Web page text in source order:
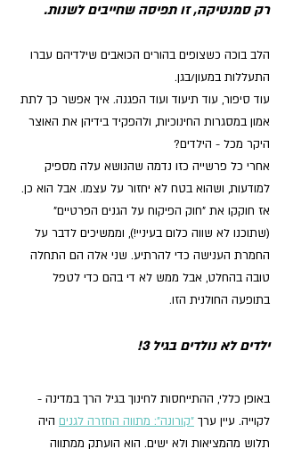
רק סמנטיקה, זו תפיסה שחייבים לשנות.
הלב בוכה כשצופים בהורים הכואבים שילדיהם עברו
התעללות במעון/בגן.
עוד סיפור, עוד תיעוד ועוד הפגנה. איך אפשר כך לתת
אמון במסגרות החינוכיות, ולהפקיד בידיהן את האוצר
היקר מכל - הילדים?
אחרי כל פרשייה כזו נדמה שהנושא עלה מספיק
למודעות, ושהוא בטח לא יחזור על עצמו. אבל הוא כן.
אז חוקקו את "חוק הפיקוח על הגנים הפרטיים"
(שתוכנו לא שווה כלום בעיניי!), וממשיכים לדבר על
החמרת הענישה כדי להרתיע. שני אלה הם התחלה
טובה בהחלט, אבל ממש לא די בהם כדי לטפל
בתופעה החולנית הזו.
ילדים לא נולדים בגיל 3!
באופן כללי, ההתייחסות לחינוך בגיל הרך במדינה -
לקוייה. עיין ערך "קורונה": מתווה החזרה לגנים היה
תלוש מהמציאות ולא ישים. הוא הועתק ממתווה